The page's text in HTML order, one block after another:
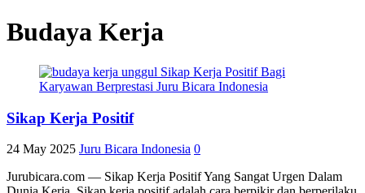
Budaya Kerja
Sikap Kerja Positif
24 May 2025 Juru Bicara Indonesia 0
Jurubicara.com — Sikap Kerja Positif Yang Sangat Urgen Dalam